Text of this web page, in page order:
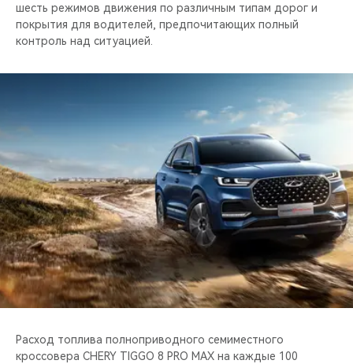
шесть режимов движения по различным типам дорог и
покрытия для водителей, предпочитающих полный
контроль над ситуацией.
Расход топлива полноприводного семиместного
кроссовера CHERY TIGGO 8 PRO MAX на каждые 100